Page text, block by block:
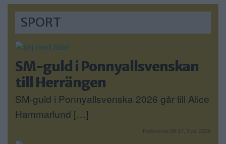
SPORT
SM-guld i Ponnyallsvenskan
till Herrängen
SM-guld i Ponnyallsvenska 2026 går till Alice
Hammarlund […]
Publicerad 08:17, 9 juli 2026